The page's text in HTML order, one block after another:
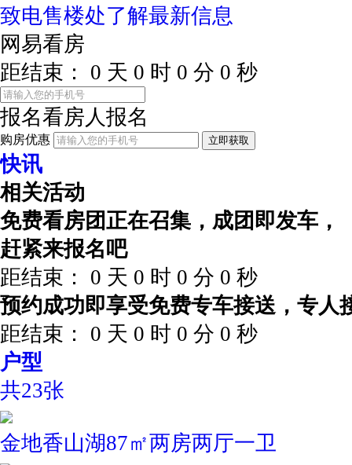
致电售楼处了解最新信息
网易看房
距结束：
0 天 0 时 0 分 0 秒
报名看房人报名
购房优惠 立即获取
快讯
相关活动
免费看房团正在召集，成团即发车，
赶紧来报名吧
距结束：
0 天 0 时 0 分 0 秒
预约成功即享受免费专车接送，专人
距结束：
0 天 0 时 0 分 0 秒
户型
共23张
金地香山湖87㎡两房两厅一卫